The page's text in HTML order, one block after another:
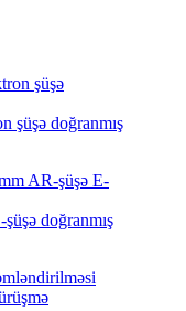
şüşə doğranmış
doğranmış